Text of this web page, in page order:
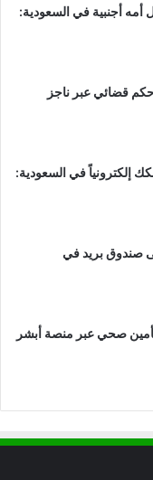
أجنبية في السعودية:
قضائي عبر ناجز
إلكترونياً في السعودية:
صندوق بريد في
صحي عبر منصة أبشر